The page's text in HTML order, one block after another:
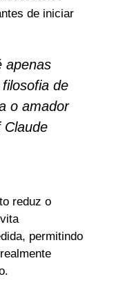
de iniciar
apenas
de
o amador
Claude
reduz o
permitindo